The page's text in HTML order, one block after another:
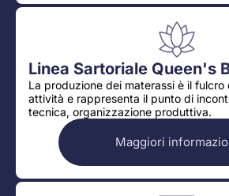
Linea Sartoriale Queen's
La produzione dei materassi è il fulcro
attività e rappresenta il punto di
tecnica, organizzazione produttiva.
Maggiori